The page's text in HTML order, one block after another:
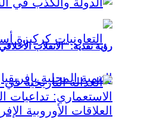
رؤية نقدية: “الانقلاب